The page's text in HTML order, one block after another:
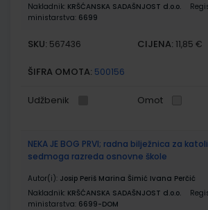
Nakladnik: KRŠĆANSKA SADAŠNJOST d.o.o.
ministarstva: 6699
SKU: 567436 CIJENA: 11,85 €
ŠIFRA OMOTA: 500156
Udžbenik Omot
NEKA JE BOG PRVI; radna bilježnica za
sedmoga razreda osnovne škole
Autor(i): Josip Periš Marina Šimić Ivana Perčić
Nakladnik: KRŠĆANSKA SADAŠNJOST d.o.o.
ministarstva: 6699-DOM